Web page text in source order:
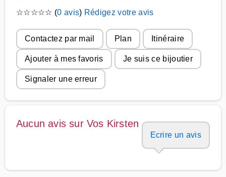
☆☆☆☆☆ (0 avis) Rédigez votre avis
Contactez par mail Plan Itinéraire
Ajouter à mes favoris Je suis ce bijoutier
Signaler une erreur
Aucun avis sur Vos Kirsten
Ecrire un avis